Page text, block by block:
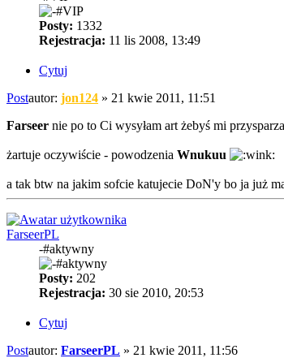
Posty: 1332
Rejestracja: 11 lis 2008, 13:49
Cytuj
Postautor: jon124 » 21 kwie 2011, 11:51
Farseer nie po to Ci wysyłam art żebyś mi
żartuje oczywiście - powodzenia Wnukuu
a tak btw na jakim sofcie katujecie DoN'y bo ja już
FarseerPL
-#aktywny
Posty: 202
Rejestracja: 30 sie 2010, 20:53
Cytuj
Postautor: FarseerPL » 21 kwie 2011, 11:56